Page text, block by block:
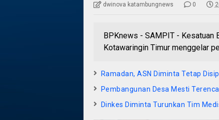
dwinova katambungnews 0
BPKnews - SAMPIT - Kesatuan
Kotawaringin Timur menggelar
Ramadan, ASN Diminta Tetap
Pembangunan Desa Mesti
Dinkes Diminta Turunkan Tim